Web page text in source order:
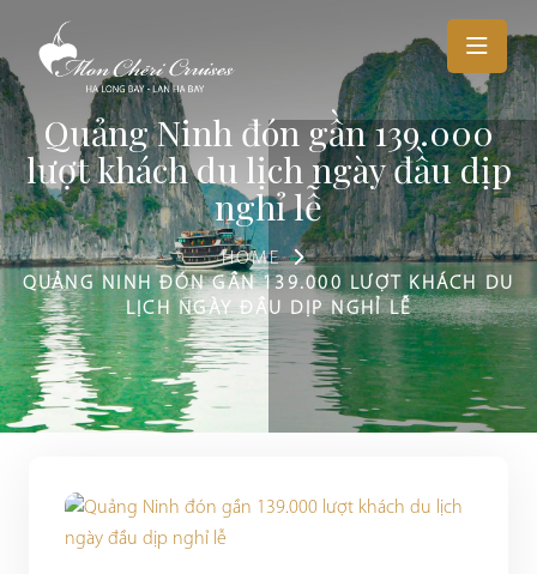
Quảng Ninh đón gần 139.000
lượt khách du lịch ngày đầu dịp
nghỉ lễ
HOME
QUẢNG NINH ĐÓN GẦN 139.000 LƯỢT KHÁCH DU
LỊCH NGÀY ĐẦU DỊP NGHỈ LỄ